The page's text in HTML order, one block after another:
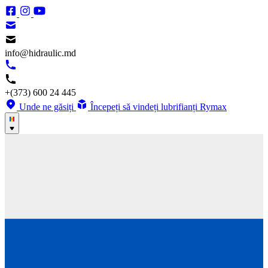
info@hidraulic.md
+(373) 600 24 445
Unde ne găsiți
Începeți să vindeți lubrifianți Rymax